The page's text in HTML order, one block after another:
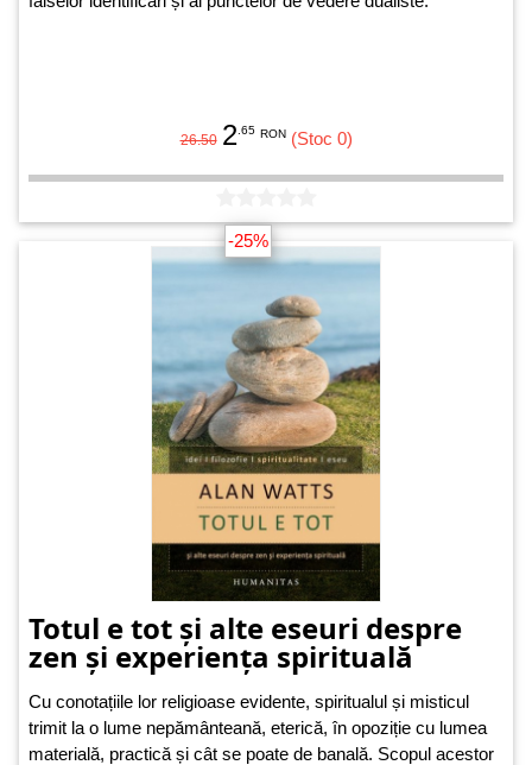
26.50 2 .65 RON (Stoc 0)
-25%
Totul e tot și alte eseuri despre
zen și experiența spirituală
Cu conotațiile lor religioase evidente, spiritualul și misticul
trimit la o lume nepământeană, eterică, în opoziție cu lumea
materială, practică și cât se poate de banală. Scopul acestor